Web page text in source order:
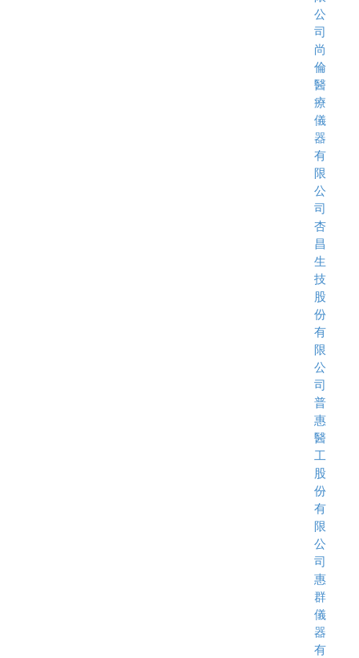
公
司
尚
倫
醫
療
儀
器
有
限
公
司
杏
昌
生
技
股
份
有
限
公
司
普
惠
醫
工
股
份
有
限
公
司
惠
群
儀
器
有